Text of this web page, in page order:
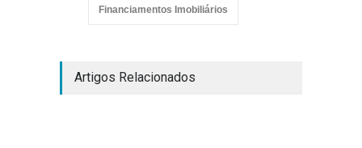
Financiamentos Imobiliários
Artigos Relacionados